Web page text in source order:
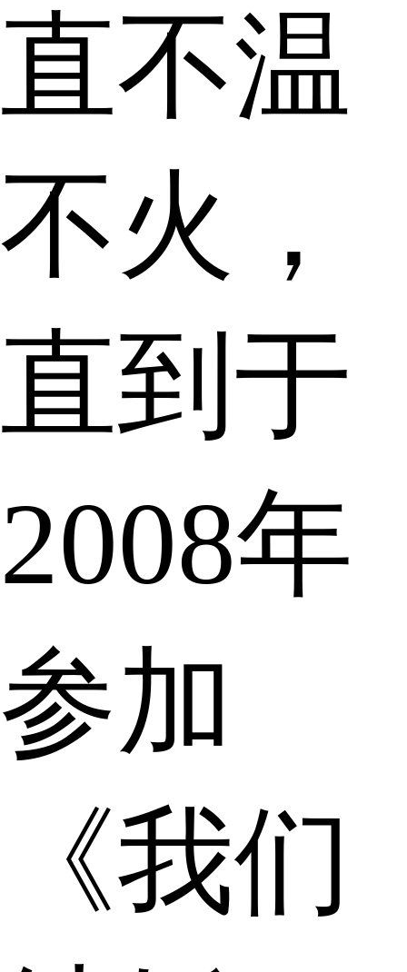
直不温
不火，
直到于
2008年
参加
《我们